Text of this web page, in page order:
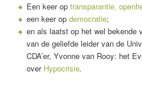
Een keer op transparantie,
een keer op democratie;
en als laatst op het wel bekende
van de geliefde leider van de
CDA’er, Yvonne van Rooy: het
over Hypocrisie.